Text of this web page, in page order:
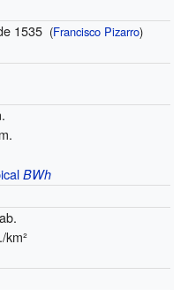
1535 (Francisco Pizarro)
BWh
km²